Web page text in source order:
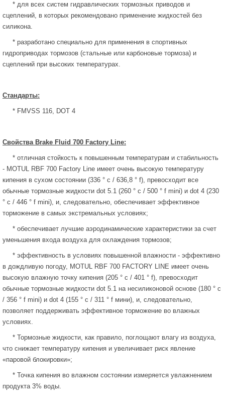
* для всех систем гидравлических тормозных приводов и
сцеплений, в которых рекомендовано применение жидкостей без
силикона.
* разработано специально для применения в спортивных
гидроприводах тормозов (стальные или карбоновые тормоза) и
сцеплений при высоких температурах.
Стандарты:
* FMVSS 116, DOT 4
СвойстваBrake Fluid 700 Factory Line:
* отличная стойкость к повышенным температурам и стабильность
- MOTUL RBF 700 Factory Line имеет очень высокую температуру
кипения в сухом состоянии (336 ° c / 636,8 ° f), превосходит все
обычные тормозные жидкости dot 5.1 (260 ° c / 500 ° f mini) и dot 4 (230
° c / 446 ° f mini), и, следовательно, обеспечивает эффективное
торможение в самых экстремальных условиях;
* обеспечивает лучшие аэродинамические характеристики за счет
уменьшения входа воздуха для охлаждения тормозов;
* эффективность в условиях повышенной влажности - эффективно
в дождливую погоду, MOTUL RBF 700 FACTORY LINE имеет очень
высокую влажную точку кипения (205 ° c / 401 ° f), превосходит
обычные тормозные жидкости dot 5.1 на несиликоновой основе (180 ° c
/ 356 ° f mini) и dot 4 (155 ° c / 311 ° f мини), и, следовательно,
позволяет поддерживать эффективное торможение во влажных
условиях.
* Тормозные жидкости, как правило, поглощают влагу из воздуха,
что снижает температуру кипения и увеличивает риск явление
«паровой блокировки»;
* Точка кипения во влажном состоянии измеряется увлажнением
продукта 3% воды.